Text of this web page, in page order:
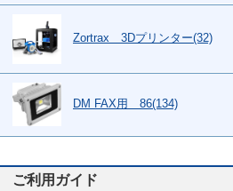
Zortrax 3Dプリンター(32)
DM FAX用 86(134)
ご利用ガイド